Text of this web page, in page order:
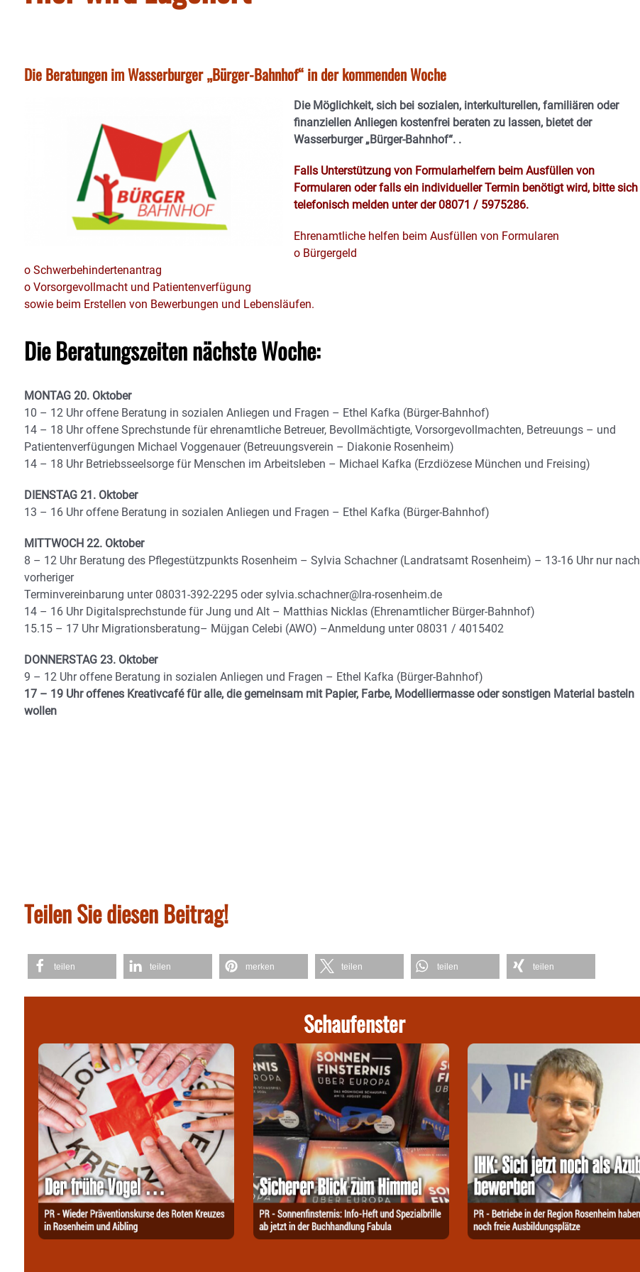
Die Beratungen im Wasserburger „Bürger-Bahnhof“ in der kommenden Woche
Die Möglichkeit, sich bei sozialen, interkulturellen, familiären oder
finanziellen Anliegen kostenfrei beraten zu lassen, bietet der
Wasserburger „Bürger-Bahnhof“. .
Falls Unterstützung von Formularhelfern beim Ausfüllen von
Formularen oder falls ein individueller Termin benötigt wird, bitte sich
telefonisch melden unter der 08071 / 5975286.
Ehrenamtliche helfen beim Ausfüllen von Formularen
o Bürgergeld
o Schwerbehindertenantrag
o Vorsorgevollmacht und Patientenverfügung
sowie beim Erstellen von Bewerbungen und Lebensläufen.
Die Beratungszeiten nächste Woche:
MONTAG 20. Oktober
10 – 12 Uhr offene Beratung in sozialen Anliegen und Fragen – Ethel Kafka (Bürger-Bahnhof)
14 – 18 Uhr offene Sprechstunde für ehrenamtliche Betreuer, Bevollmächtigte, Vorsorgevollmachten, Betreuungs – und
Patientenverfügungen Michael Voggenauer (Betreuungsverein – Diakonie Rosenheim)
14 – 18 Uhr Betriebsseelsorge für Menschen im Arbeitsleben – Michael Kafka (Erzdiözese München und Freising)
DIENSTAG 21. Oktober
13 – 16 Uhr offene Beratung in sozialen Anliegen und Fragen – Ethel Kafka (Bürger-Bahnhof)
MITTWOCH 22. Oktober
8 – 12 Uhr Beratung des Pflegestützpunkts Rosenheim – Sylvia Schachner (Landratsamt Rosenheim) – 13-16 Uhr nur nach
vorheriger
Terminvereinbarung unter 08031-392-2295 oder sylvia.schachner@lra-rosenheim.de
14 – 16 Uhr Digitalsprechstunde für Jung und Alt – Matthias Nicklas (Ehrenamtlicher Bürger-Bahnhof)
15.15 – 17 Uhr Migrationsberatung– Müjgan Celebi (AWO) –Anmeldung unter 08031 / 4015402
DONNERSTAG 23. Oktober
9 – 12 Uhr offene Beratung in sozialen Anliegen und Fragen – Ethel Kafka (Bürger-Bahnhof)
17 – 19 Uhr offenes Kreativcafé für alle, die gemeinsam mit Papier, Farbe, Modelliermasse oder sonstigen Material basteln
wollen
Teilen Sie diesen Beitrag!
teilen teilen merken teilen teilen teilen
Schaufenster